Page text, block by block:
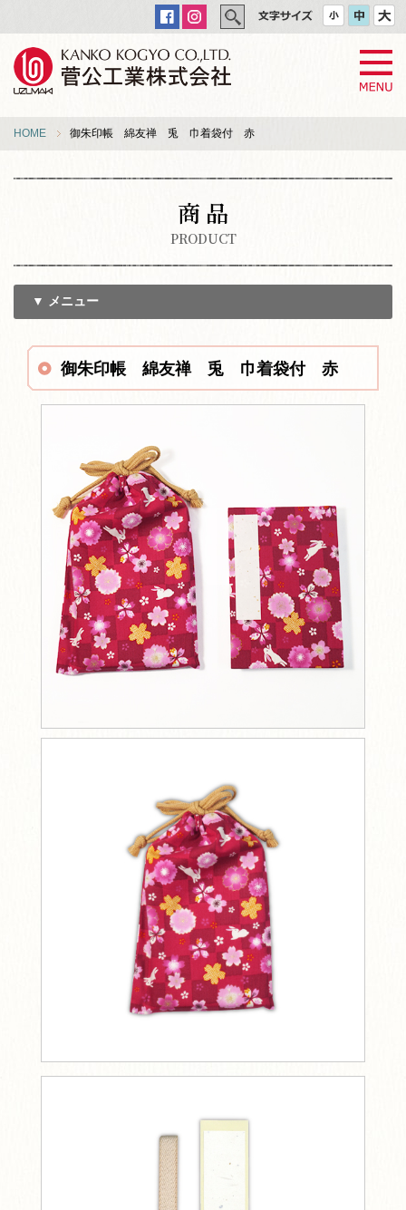
HOME 御朱印帳 綿友禅 兎 巾着袋付 赤
商 品
PRODUCT
▼ メニュー
御朱印帳 綿友禅 兎 巾着袋付 赤